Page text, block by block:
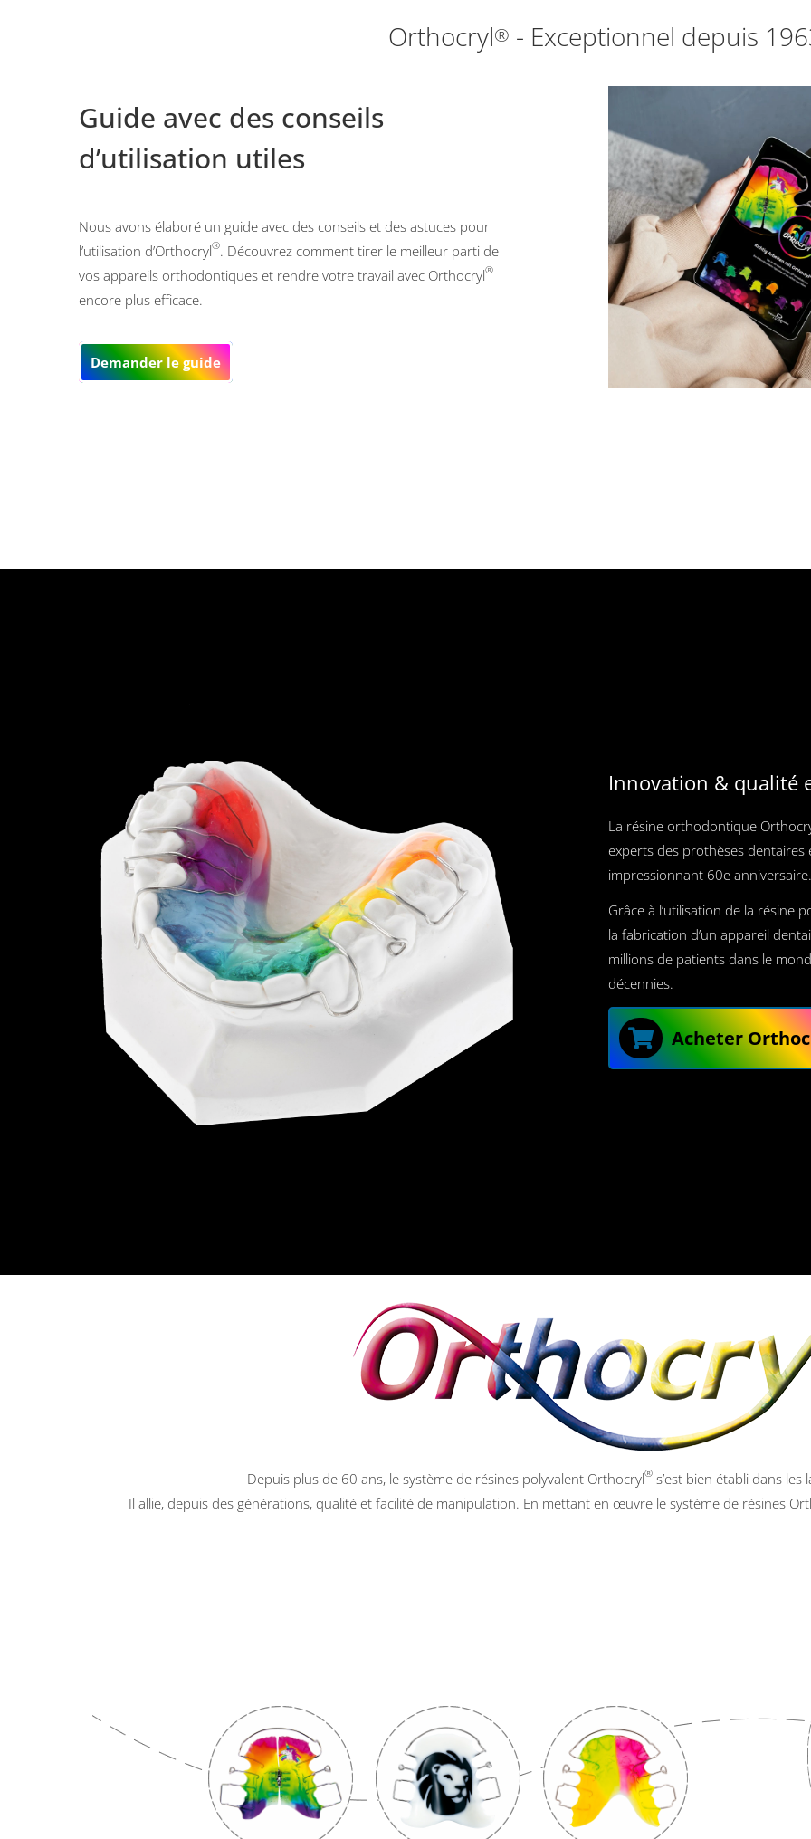
Orthocryl® - Exceptionnel depuis
Guide avec des conseils
d’utilisation utiles
Nous avons élaboré un guide avec des conseils et des astuces pour
l’utilisation d’Orthocryl®. Découvrez comment tirer le meilleur parti de
vos appareils orthodontiques et rendre votre travail avec Orthocryl®
encore plus efficace.
Demander le guide
Innovation & qualité
La résine orthodontique
experts des prothèses
impressionnant 60e anniversaire.
Grâce à l’utilisation de la résine
la fabrication d’un appareil
millions de patients dans le
décennies.
Acheter
Depuis plus de 60 ans, le système de résines polyvalent Orthocryl® s’est bien établi dans
Il allie, depuis des générations, qualité et facilité de manipulation. En mettant en œuvre le système de résines